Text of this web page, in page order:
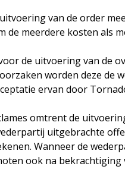
van de order
meerdere kosten als
de uitvoering van de
worden deze de
ervan door
omtrent de
uitgebrachte
Wanneer de
ook na